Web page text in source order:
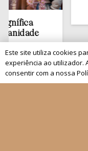
Este site utiliza cookies
experiência ao utilizador.
consentir com a nossa